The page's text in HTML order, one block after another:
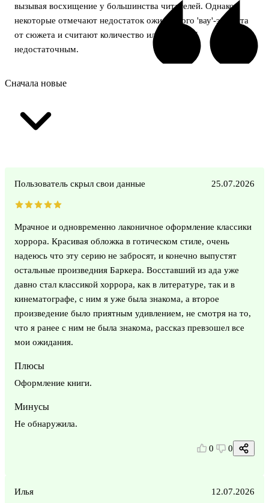
вызывая восхищение у большинства читателей. Однако
некоторые отмечают недостаток ожидаемого 'вау'-эффекта
от сюжета и считают количество иллюстраций
недостаточным.
Сначала новые
Пользователь скрыл свои данные 25.07.2026
Мрачное и одновременно лаконичное оформление классики
хоррора. Красивая обложка в готическом стиле, очень
надеюсь что эту серию не забросят, и конечно выпустят
остальные произведния Баркера. Восставший из ада уже
давно стал классикой хоррора, как в литературе, так и в
кинематографе, с ним я уже была знакома, а второе
произведение было приятным удивлением, не смотря на то,
что я ранее с ним не была знакома, рассказ превзошел все
мои ожидания.
Плюсы
Оформление книги.
Минусы
Не обнаружила.
0 0
Илья 12.07.2026